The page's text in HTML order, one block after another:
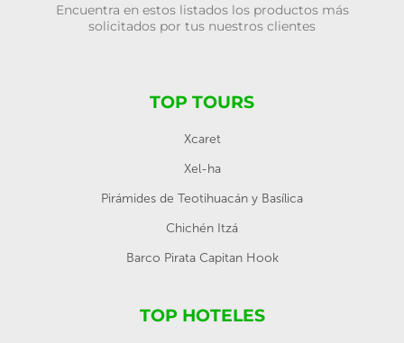
Encuentra en estos listados los productos más
solicitados por tus nuestros clientes
TOP TOURS
Xcaret
Xel-ha
Pirámides de Teotihuacán y Basílica
Chichén Itzá
Barco Pirata Capitan Hook
TOP HOTELES